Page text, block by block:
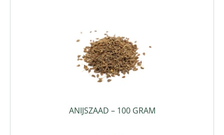
ANIJSZAAD – 100 GRAM